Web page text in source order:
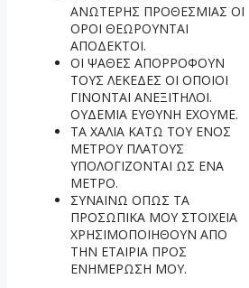
ΑΝΩΤΕΡΗΣ ΠΡΟΘΕΣΜΙΑΣ ΟΙ
ΟΡΟΙ ΘΕΩΡΟΥΝΤΑΙ
ΑΠΟΔΕΚΤΟΙ.
ΟΙ ΨΑΘΕΣ ΑΠΟΡΡΟΦΟΥΝ
ΤΟΥΣ ΛΕΚΕΔΕΣ ΟΙ ΟΠΟΙΟΙ
ΓΙΝΟΝΤΑΙ ΑΝΕΞΙΤΗΛΟΙ.
ΟΥΔΕΜΙΑ ΕΥΘΥΝΗ ΕΧΟΥΜΕ.
ΤΑ ΧΑΛΙΑ ΚΑΤΩ ΤΟΥ ΕΝΟΣ
ΜΕΤΡΟΥ ΠΛΑΤΟΥΣ
ΥΠΟΛΟΓΙΖΟΝΤΑΙ ΩΣ ΕΝΑ
ΜΕΤΡΟ.
ΣΥΝΑΙΝΩ ΟΠΩΣ ΤΑ
ΠΡΟΣΩΠΙΚΑ ΜΟΥ ΣΤΟΙΧΕΙΑ
ΧΡΗΣΙΜΟΠΟΙΗΘΟΥΝ ΑΠΟ
ΤΗΝ ΕΤΑΙΡΙΑ ΠΡΟΣ
ΕΝΗΜΕΡΩΣΗ ΜΟΥ.